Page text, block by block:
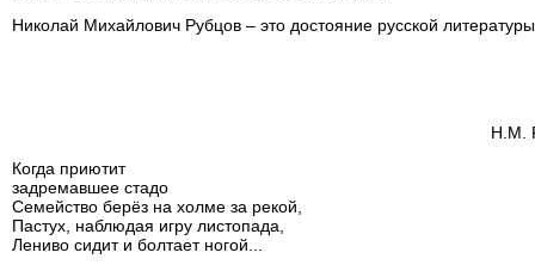
Николай Михайлович Рубцов – это достояние русской
Н.М.
Когда приютит
задремавшее стадо
Семейство берёз на холме за рекой,
Пастух, наблюдая игру листопада,
Лениво сидит и болтает ногой...